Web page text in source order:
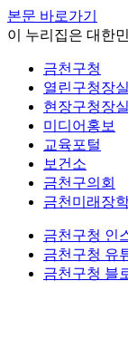
본문 바로가기
이 누리집은 대한
금천구청
열린구청장실
현장구청장실
미디어홍보
교육포털
보건소
금천구의회
금천미래장
금천구청 인
금천구청 유
금천구청 블